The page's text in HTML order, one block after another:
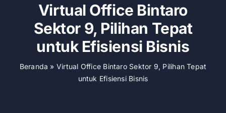
Virtual Office Bintaro
Sektor 9, Pilihan Tepat
untuk Efisiensi Bisnis
Beranda » Virtual Office Bintaro Sektor 9, Pilihan Tepat
untuk Efisiensi Bisnis